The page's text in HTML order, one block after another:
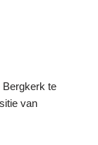
Bergkerk te
van